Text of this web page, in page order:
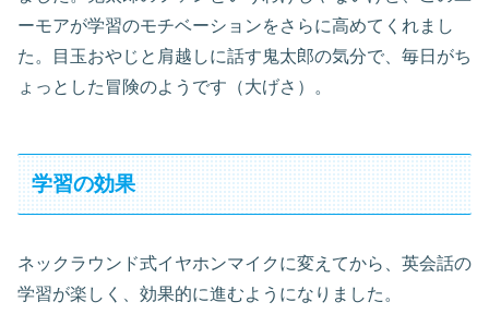
ーモアが学習のモチベーションをさらに高めてくれまし
た。目玉おやじと肩越しに話す鬼太郎の気分で、毎日がち
ょっとした冒険のようです（大げさ）。
学習の効果
ネックラウンド式イヤホンマイクに変えてから、英会話の
学習が楽しく、効果的に進むようになりました。